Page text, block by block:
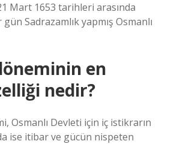
Mart 1653 tarihleri ​​arasında
Sadrazamlık yapmış Osmanlı
en
nedir?
Osmanlı Devleti için iç istikrarın
ise itibar ve gücün nispeten